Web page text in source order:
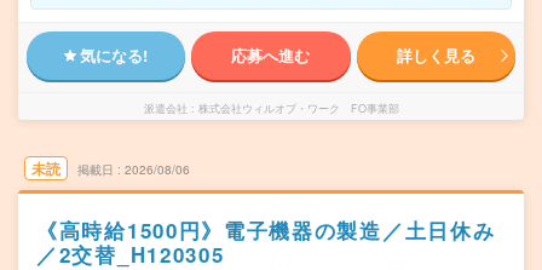
気になる! 応募へ進む 詳しく見る
派遣会社 株式会社ウィルオブ・ワーク FO事業部
未読 掲載日 2026/08/06
《高時給1500円》電子機器の製造／土日休み
／2交替_H120305